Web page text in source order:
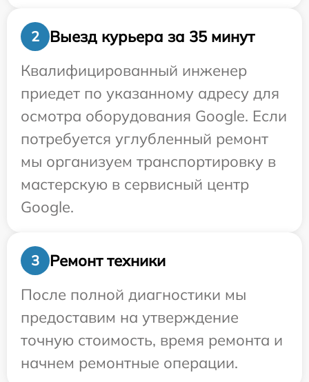
2
Выезд курьера за 35 минут
Квалифицированный инженер
приедет по указанному адресу для
осмотра оборудования Google. Если
потребуется углубленный ремонт
мы организуем транспортировку в
мастерскую в сервисный центр
Google.
3
Ремонт техники
После полной диагностики мы
предоставим на утверждение
точную стоимость, время ремонта и
начнем ремонтные операции.